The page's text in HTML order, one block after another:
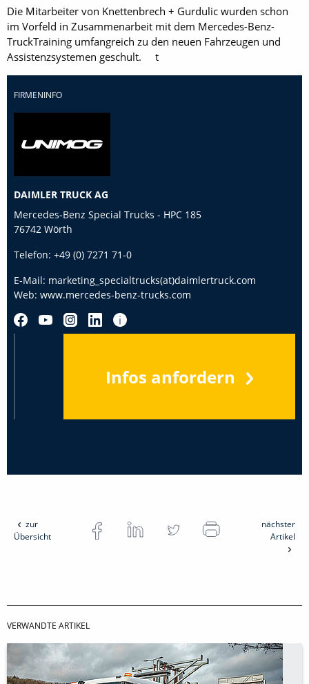
Die Mitarbeiter von Knettenbrech + Gurdulic wurden schon
im Vorfeld in Zusammenarbeit mit dem Mercedes-Benz-
TruckTraining umfangreich zu den neuen Fahrzeugen und
Assistenzsystemen geschult. t
FIRMENINFO
DAIMLER TRUCK AG
Mercedes-Benz Special Trucks - HPC 185
76742 Wörth
Telefon: +49 (0) 7271 71-0
E-Mail: marketing_specialtrucks(at)daimlertruck.com
Web: www.mercedes-benz-trucks.com
Infos anfordern
zur
Übersicht
nächster
Artikel
VERWANDTE ARTIKEL